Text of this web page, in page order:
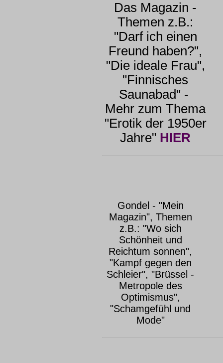
Das Magazin -
Themen z.B.:
"Darf ich einen
Freund haben?",
"Die ideale Frau",
"Finnisches
Saunabad" -
Mehr zum Thema
"Erotik der 1950er
Jahre" HIER
Gondel - "Mein
Magazin", Themen
z.B.: "Wo sich
Schönheit und
Reichtum sonnen",
"Kampf gegen den
Schleier", "Brüssel -
Metropole des
Optimismus",
"Schamgefühl und
Mode"